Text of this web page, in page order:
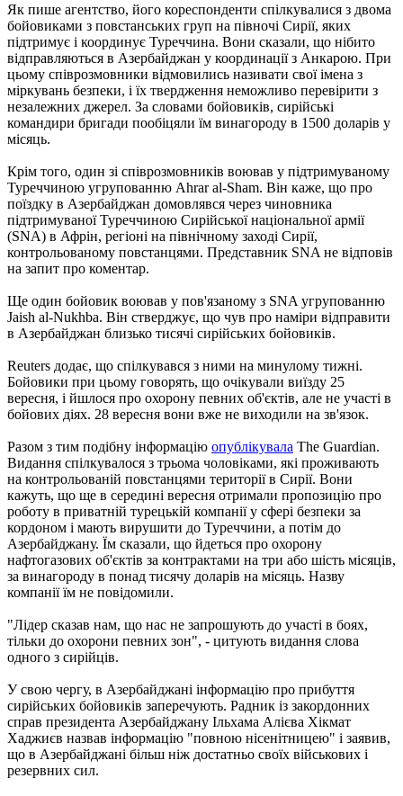
Як пише агентство, його кореспонденти спілкувалися з двома
бойовиками з повстанських груп на півночі Сирії, яких
підтримує і координує Туреччина. Вони сказали, що нібито
відправляються в Азербайджан у координації з Анкарою. При
цьому співрозмовники відмовились називати свої імена з
міркувань безпеки, і їх твердження неможливо перевірити з
незалежних джерел. За словами бойовиків, сирійські
командири бригади пообіцяли їм винагороду в 1500 доларів у
місяць.
Крім того, один зі співрозмовників воював у підтримуваному
Туреччиною угрупованню Ahrar al-Sham. Він каже, що про
поїздку в Азербайджан домовлявся через чиновника
підтримуваної Туреччиною Сирійської національної армії
(SNA) в Афрін, регіоні на північному заході Сирії,
контрольованому повстанцями. Представник SNA не відповів
на запит про коментар.
Ще один бойовик воював у пов'язаному з SNA угрупованню
Jaish al-Nukhba. Він стверджує, що чув про наміри відправити
в Азербайджан близько тисячі сирійських бойовиків.
Reuters додає, що спілкувався з ними на минулому тижні.
Бойовики при цьому говорять, що очікували виїзду 25
вересня, і йшлося про охорону певних об'єктів, але не участі в
бойових діях. 28 вересня вони вже не виходили на зв'язок.
Разом з тим подібну інформацію опублікувала The Guardian.
Видання спілкувалося з трьома чоловіками, які проживають
на контрольованій повстанцями території в Сирії. Вони
кажуть, що ще в середині вересня отримали пропозицію про
роботу в приватній турецькій компанії у сфері безпеки за
кордоном і мають вирушити до Туреччини, а потім до
Азербайджану. Їм сказали, що йдеться про охорону
нафтогазових об'єктів за контрактами на три або шість місяців,
за винагороду в понад тисячу доларів на місяць. Назву
компанії їм не повідомили.
"Лідер сказав нам, що нас не запрошують до участі в боях,
тільки до охорони певних зон", - цитують видання слова
одного з сирійців.
У свою чергу, в Азербайджані інформацію про прибуття
сирійських бойовиків заперечують. Радник із закордонних
справ президента Азербайджану Ільхама Алієва Хікмат
Хаджиєв назвав інформацію "повною нісенітницею" і заявив,
що в Азербайджані більш ніж достатньо своїх військових і
резервних сил.